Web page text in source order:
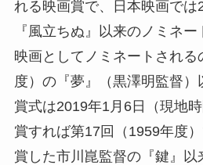
れる映画賞で、日本映画で
『風立ちぬ』以来のノミネ
映画としてノミネートされ
度）の『夢』（黒澤明監督
賞式は2019年1月6日（現地
賞すれば第17回（1959年度
賞した市川崑監督の『鍵』以